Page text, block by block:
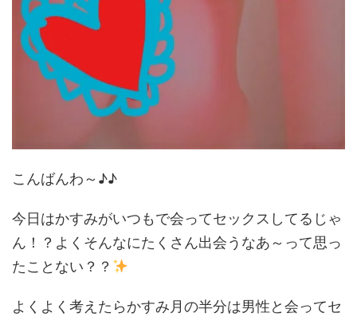
こんばんわ～♪♪
今日はかすみがいつもで会ってセックスしてるじゃ
ん！？よくそんなにたくさん出会うなあ～って思っ
たことない？？
よくよく考えたらかすみ月の半分は男性と会ってセ